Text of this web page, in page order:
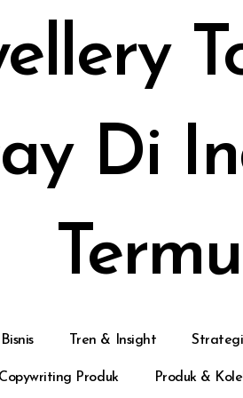
Di
Tren & Insight
Copywriting Produk Produk &